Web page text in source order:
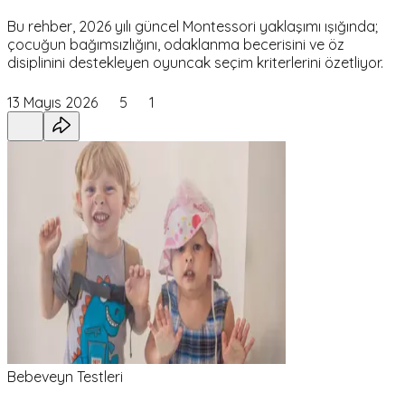
Bu rehber, 2026 yılı güncel Montessori yaklaşımı ışığında;
çocuğun bağımsızlığını, odaklanma becerisini ve öz
disiplinini destekleyen oyuncak seçim kriterlerini özetliyor.
13 Mayıs 2026 5 1
Bebeveyn Testleri